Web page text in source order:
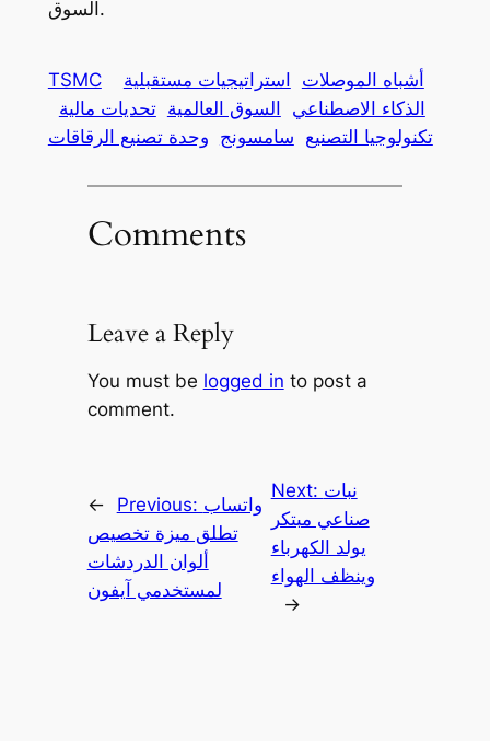
السوق.
TSMC أشباه الموصلات استراتيجيات مستقبلية
الذكاء الاصطناعي السوق العالمية تحديات مالية
تكنولوجيا التصنيع سامسونج وحدة تصنيع الرقاقات
Comments
Leave a Reply
You must be logged in to post a
comment.
← Previous: واتساب
تطلق ميزة تخصيص
ألوان الدردشات
لمستخدمي آيفون
Next: نبات
صناعي مبتكر
يولد الكهرباء
وينظف الهواء
→